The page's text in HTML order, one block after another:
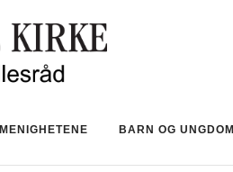
MENIGHETENE BARN OG UNGDOM